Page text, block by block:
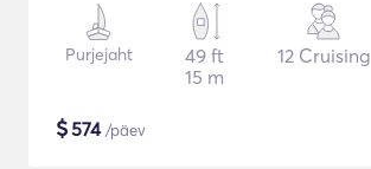
Purjejaht
49 ft
15 m
12 Cruising
$574/päev